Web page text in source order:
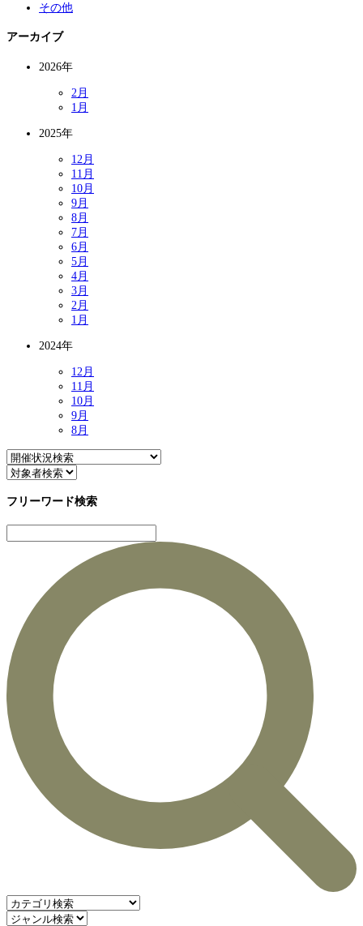
その他
アーカイブ
2026年
2月
1月
2025年
12月
11月
10月
9月
8月
7月
6月
5月
4月
3月
2月
1月
2024年
12月
11月
10月
9月
8月
フリーワード検索